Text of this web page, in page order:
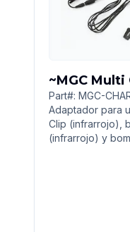
~MGC Multi
Part#: MGC-
Adaptador para
Clip (infrarrojo),
(infrarrojo) y